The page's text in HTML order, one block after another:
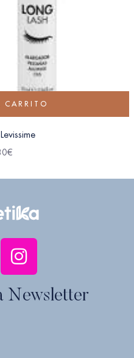
CARRITO
€
Newsletter